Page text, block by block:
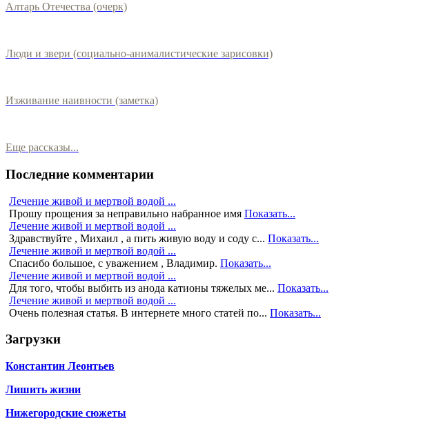
Алтарь Отечества (очерк)
Люди и звери (социально-анималистические зарисовки)
Изживание наивности (заметка)
Еще рассказы...
Последние комментарии
Лечение живой и мертвой водой ...
Прошу прощения за неправильно набранное имя Показать...
Лечение живой и мертвой водой ...
Здравствуйте , Михаил , а пить живую воду и соду с... Показать...
Лечение живой и мертвой водой ...
Спасибо большое, с уважением , Владимир. Показать...
Лечение живой и мертвой водой ...
Для того, чтобы выбить из анода катионы тяжелых ме... Показать...
Лечение живой и мертвой водой ...
Очень полезная статья. В интернете много статей по... Показать...
Загрузки
Константин Леонтьев
Лишить жизни
Нижегородские сюжеты